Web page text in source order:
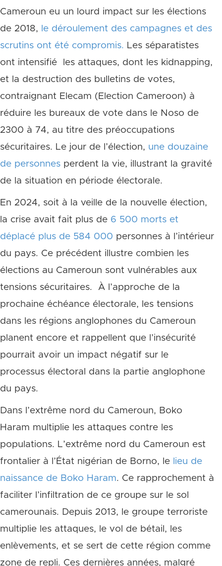
Cameroun eu un lourd impact sur les élections
de 2018,
le déroulement des campagnes et des
scrutins ont été compromis. Les séparatistes
ont intensifié les attaques, dont les kidnapping,
et la destruction des bulletins de votes,
contraignant Elecam (Election Cameroon) à
réduire les bureaux de vote dans le Noso de
2300 à 74, au titre des préoccupations
sécuritaires. Le jour de l’élection, une douzaine
de personnes perdent la vie, illustrant la gravité
de la situation en période électorale.
En 2024, soit à la veille de la nouvelle élection,
la crise avait fait plus de 6 500 morts et
déplacé plus de 584 000 personnes à l’intérieur
du pays. Ce précédent illustre combien les
élections au Cameroun sont vulnérables aux
tensions sécuritaires. À l’approche de la
prochaine échéance électorale, les tensions
dans les régions anglophones du Cameroun
planent encore et rappellent que l’insécurité
pourrait avoir un impact négatif sur le
processus électoral dans la partie anglophone
du pays.
Dans l’extrême nord du Cameroun, Boko
Haram multiplie les attaques contre les
populations. L’extrême nord du Cameroun est
frontalier à l’État nigérian de Borno, le lieu de
naissance de Boko Haram. Ce rapprochement à
faciliter l’infiltration de ce groupe sur le sol
camerounais. Depuis 2013, le groupe terroriste
multiplie les attaques, le vol de bétail, les
enlèvements, et se sert de cette région comme
zone de repli. Ces dernières années, malgré